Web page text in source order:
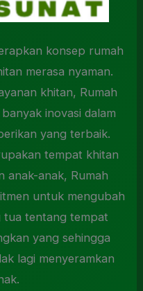
konsep rumah
merasa nyaman.
khitan, Rumah
inovasi dalam
yang terbaik.
tempat khitan
anak-anak, Rumah
untuk mengubah
tua tentang tempat
yang sehingga
lagi menyeramkan